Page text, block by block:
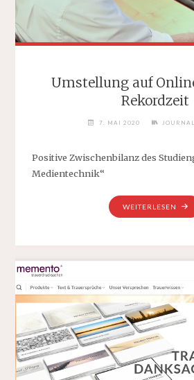
Umstellung auf
Rekordzeit
7. MAI 2020
Positive Zwischenbilanz des
Medientechnik“
WEITERLESEN
AUF
IN